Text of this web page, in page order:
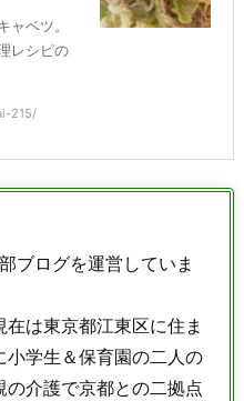
ャベツ。
レシピの
215/
ブログを運営していま
は東京都江東区に住ま
小学生＆保育園の二人の
の介護で京都との二拠点